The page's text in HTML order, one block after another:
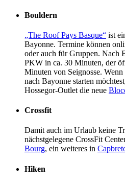
Bouldern
„The Roof Pays Basque“ ist
Bayonne. Termine können
oder auch für Gruppen. Nach
PKW in ca. 30 Minuten, der
Minuten von Seignosse.
nach Bayonne starten
Hossegor-Outlet die neue
Crossfit
Damit auch im Urlaub keine
nächstgelegene CrossFit
Bourg, ein weiteres in
Hiken